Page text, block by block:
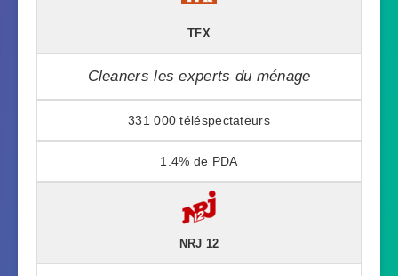
TFX
Cleaners les experts du ménage
331 000
1.4%
NRJ 12